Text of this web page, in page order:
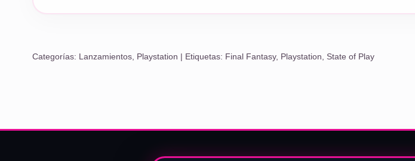
Categorías: Lanzamientos, Playstation | Etiquetas: Final Fantasy, Playstation, State of Play